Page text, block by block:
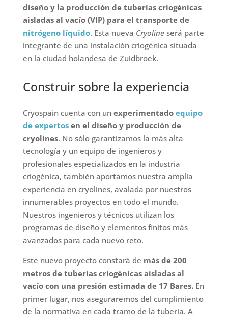
diseño y la producción de tuberías criogénicas
aisladas al vacío (VIP) para el transporte de
nitrógeno líquido. Esta nueva Cryolineserá parte
integrante de una instalación criogénica situada
en la ciudad holandesa de Zuidbroek.
Construir sobre la experiencia
Cryospain cuenta con un experimentado equipo
de expertosen el diseño y producción de
cryolines. No sólo garantizamos la más alta
tecnología y un equipo de ingenieros y
profesionales especializados en la industria
criogénica, también aportamos nuestra amplia
experiencia en cryolines, avalada por nuestros
innumerables proyectos en todo el mundo.
Nuestros ingenieros y técnicos utilizan los
programas de diseño y elementos finitos más
avanzados para cada nuevo reto.
Este nuevo proyecto constará de más de 200
metros de tuberías criogénicas aisladas al
vacío con una presión estimada de 17 Bares. En
primer lugar, nos aseguraremos del cumplimiento
de la normativa en cada tramo de la tubería. A